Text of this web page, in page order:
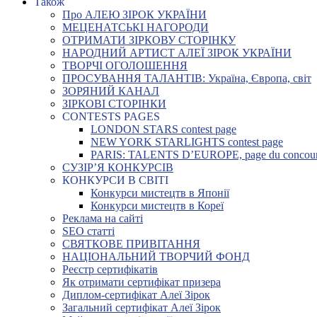
Про АЛЕЮ ЗІРОК УКРАЇНИ
МЕЦЕНАТСЬКІ НАГОРОДИ
ОТРИМАТИ ЗІРКОВУ СТОРІНКУ
НАРОДНИЙ АРТИСТ АЛЕЇ ЗІРОК УКРАЇНИ
ТВОРЧІ ОГОЛОШЕННЯ
ПРОСУВАННЯ ТАЛАНТІВ: Україна, Європа, світ
ЗОРЯНИЙ КАНАЛ
ЗІРКОВІ СТОРІНКИ
CONTESTS PAGES
LONDON STARS contest page
NEW YORK STARLIGHTS contest page
PARIS: TALENTS D’EUROPE, page du
СУЗІР’Я КОНКУРСІВ
КОНКУРСИ В СВІТІ
Конкурси мистецтв в Японії
Конкурси мистецтв в Кореї
Реклама на сайті
SEO статті
СВЯТКОВЕ ПРИВІТАННЯ
НАЦІОНАЛЬНИЙ ТВОРЧИЙ ФОНД
Реєстр сертифікатів
Як отримати сертифікат призера
Диплом-сертифікат Алеї Зірок
Загальний сертифікат Алеї Зірок